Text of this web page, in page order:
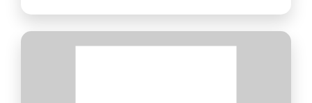
and shocking future of Big
Oil's biggest bet /Beth